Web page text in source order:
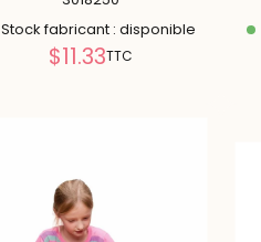
Stock fabricant : disponible
Prix
$11.33TTC